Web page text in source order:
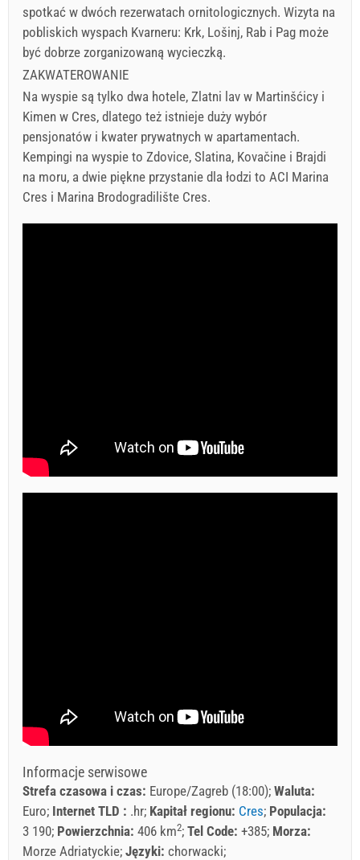
spotkać w dwóch rezerwatach ornitologicznych. Wizyta na
pobliskich wyspach Kvarneru: Krk, Lošinj, Rab i Pag może
być dobrze zorganizowaną wycieczką.
ZAKWATEROWANIE
Na wyspie są tylko dwa hotele, Zlatni lav w Martinšćicy i
Kimen w Cres, dlatego też istnieje duży wybór
pensjonatów i kwater prywatnych w apartamentach.
Kempingi na wyspie to Zdovice, Slatina, Kovačine i Brajdi
na moru, a dwie piękne przystanie dla łodzi to ACI Marina
Cres i Marina Brodogradilište Cres.
Informacje serwisowe
Strefa czasowa i czas: Europe/Zagreb (18:00) Waluta:
Euro Internet TLD : .hr Kapitał regionu: Cres Populacja:
3 190 Powierzchnia: 406 km2 Tel Code: +385 Morza:
Morze Adriatyckie Języki: chorwacki